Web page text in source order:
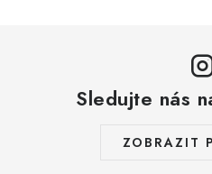
Sledujte nás
ZOBRAZIT